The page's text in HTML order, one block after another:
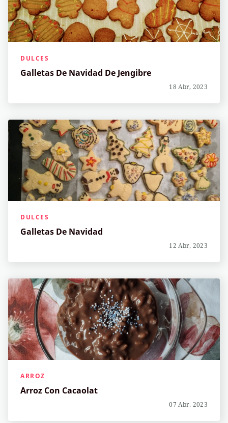
DULCES
Galletas De Navidad De Jengibre
18 Abr, 2023
DULCES
Galletas De Navidad
12 Abr, 2023
ARROZ
Arroz Con Cacaolat
07 Abr, 2023